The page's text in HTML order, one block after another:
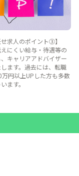
せ求人のポイント③】
にくい給与・待遇等の
キャリアアドバイザー
ます。過去には、転職
円以上UPした方も多数
ます。